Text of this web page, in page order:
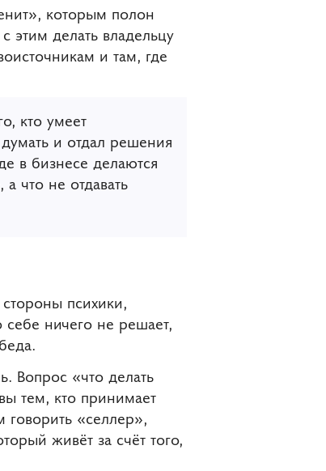
которым полон
этим делать владельцу
и там, где
кто умеет
и отдал решения
в бизнесе делаются
что не отдавать
психики,
себе ничего не решает,
Вопрос «что делать
тем, кто принимает
«селлер»,
живёт за счёт того,